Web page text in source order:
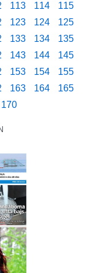
113 114
115
123 124
125
133 134
135
143 144
145
153 154
155
163 164
165
170